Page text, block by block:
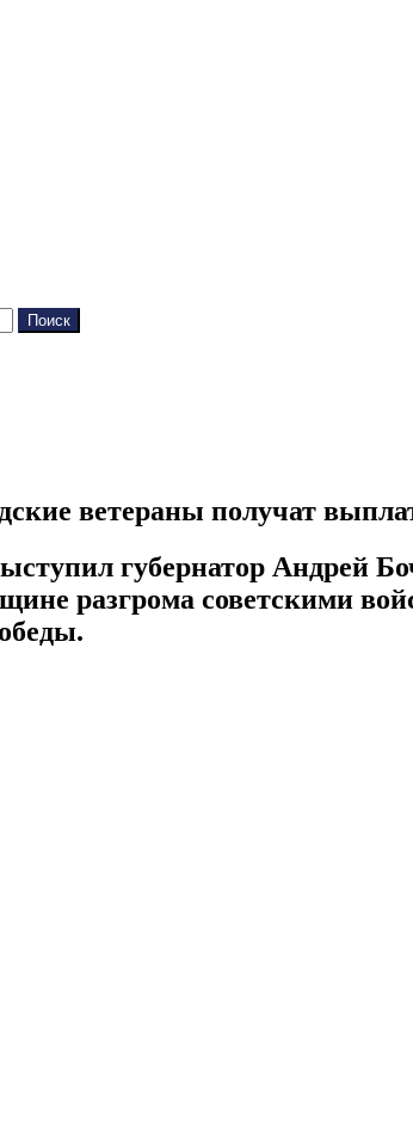
Поиск
ветераны получат
губернатор Андрей
разгрома советскими